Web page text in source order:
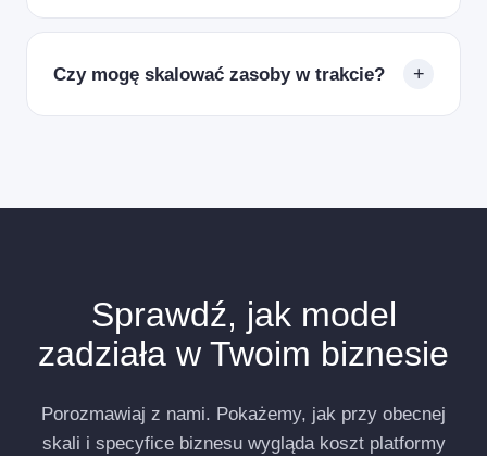
Model procentowy karze wzrost i uzależnia koszty IT
wartości koszyka, a przy wzroście wolumenu stawka
Czy mogę skalować zasoby w trakcie? +
Sprawdź, jak model
zadziała w Twoim biznesie
Porozmawiaj z nami. Pokażemy, jak przy obecnej
skali i specyfice biznesu wygląda koszt platformy